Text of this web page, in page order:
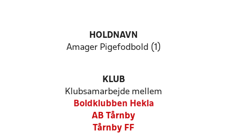
HOLDNAVN
Amager Pigefodbold (1)
KLUB
Klubsamarbejde mellem
Boldklubben Hekla
AB Tårnby
Tårnby FF